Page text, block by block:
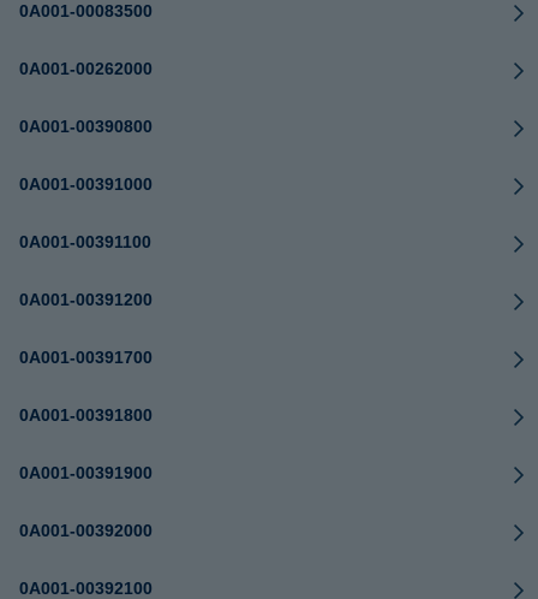
0A001-00083500
0A001-00262000
0A001-00390800
0A001-00391000
0A001-00391100
0A001-00391200
0A001-00391700
0A001-00391800
0A001-00391900
0A001-00392000
0A001-00392100